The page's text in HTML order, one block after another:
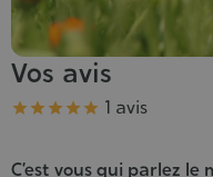
Vos avis
Note
     1 avis
C’est vous qui parlez le